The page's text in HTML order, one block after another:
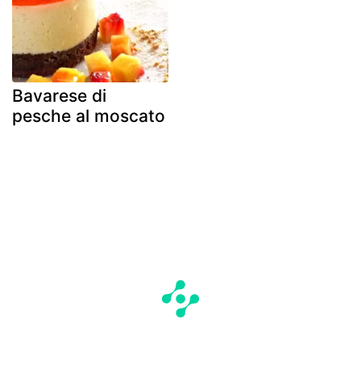
Bavarese di
pesche al moscato